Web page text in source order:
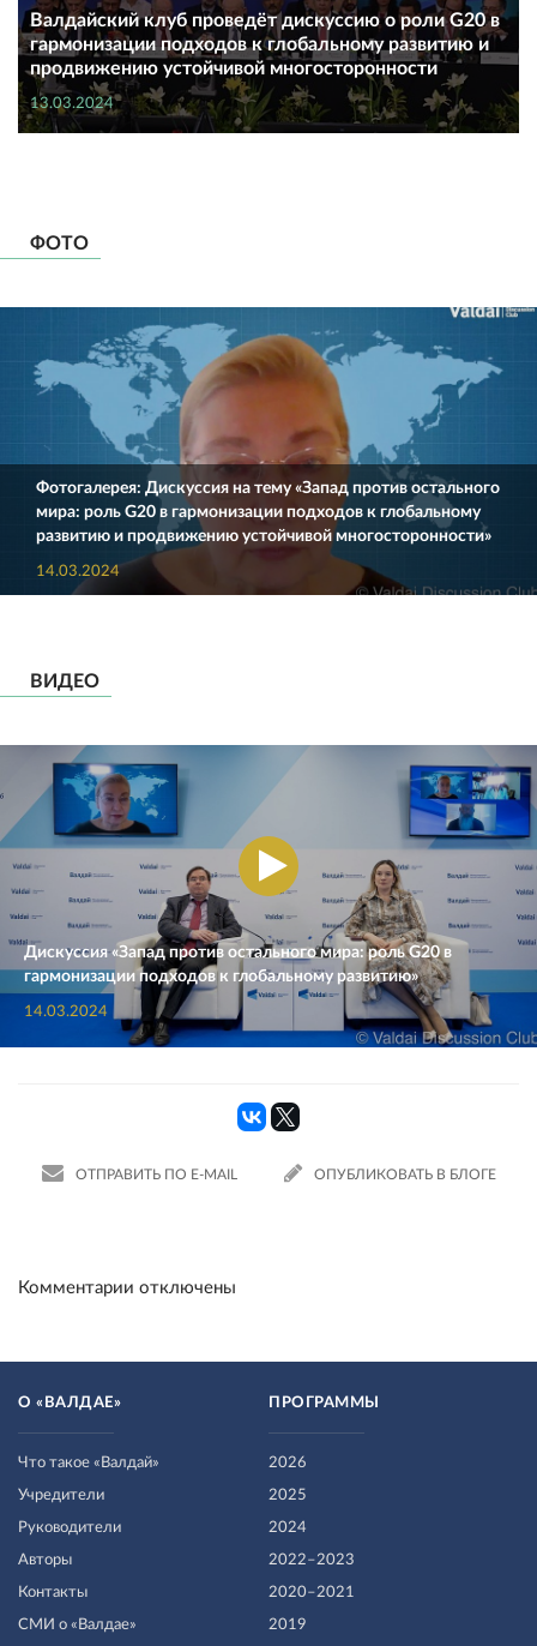
Валдайский клуб проведёт дискуссию о роли G20 в
гармонизации подходов к глобальному развитию и
продвижению устойчивой многосторонности
13.03.2024
ФОТО
Фотогалерея: Дискуссия на тему «Запад против остального
мира: роль G20 в гармонизации подходов к глобальному
развитию и продвижению устойчивой многосторонности»
14.03.2024
ВИДЕО
Дискуссия «Запад против остального мира: роль G20 в
гармонизации подходов к глобальному развитию»
14.03.2024
ОТПРАВИТЬ ПО E-MAIL ОПУБЛИКОВАТЬ В БЛОГЕ
Комментарии отключены
О «ВАЛДАЕ»
Что такое «Валдай»
Учредители
Руководители
Авторы
Контакты
СМИ о «Валдае»
ПРОГРАММЫ
2026
2025
2024
2022–2023
2020–2021
2019